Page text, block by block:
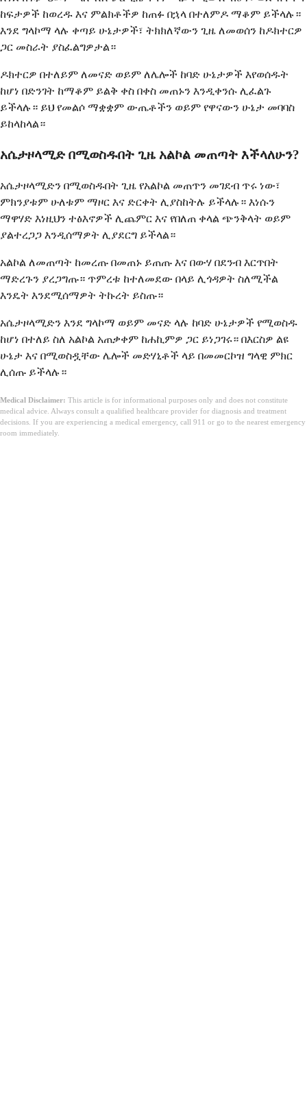
ከፍታዎች ከወረዱ እና ምልክቶችዎ ከጠፉ በኋላ በተለምዶ ማቆም ይችላሉ።
እንደ ግላኮማ ላሉ ቀጣይ ሁኔታዎች፣ ትክክለኛውን ጊዜ ለመወሰን ከዶክተርዎ
ጋር መስራት ያስፈልግዎታል።
ዶክተርዎ በተለይም ለመናድ ወይም ለሌሎች ከባድ ሁኔታዎች እየወሰዱት
ከሆነ በድንገት ከማቆም ይልቅ ቀስ በቀስ መጠኑን እንዲቀንሱ ሊፈልጉ
ይችላሉ። ይህ የመልሶ ማቋቋም ውጤቶችን ወይም የዋናውን ሁኔታ መባባስ
ይከላከላል።
አሴታዞላሚድ በሚወስዱበት ጊዜ አልኮል መጠጣት እችላለሁን?
አሴታዞላሚድን በሚወስዱበት ጊዜ የአልኮል መጠጥን መገደብ ጥሩ ነው፣
ምክንያቱም ሁለቱም ማዞር እና ድርቀት ሊያስከትሉ ይችላሉ። እነሱን
ማዋሃድ እነዚህን ተፅእኖዎች ሊጨምር እና የበለጠ ቀላል ጭንቅላት ወይም
ያልተረጋጋ እንዲሰማዎት ሊያደርግ ይችላል።
አልኮል ለመጠጣት ከመረጡ በመጠኑ ይጠጡ እና በውሃ በደንብ እርጥበት
ማድረጉን ያረጋግጡ። ጥምረቱ ከተለመደው በላይ ሊጎዳዎት ስለሚችል
እንዴት እንደሚሰማዎት ትኩረት ይስጡ።
አሴታዞላሚድን እንደ ግላኮማ ወይም መናድ ላሉ ከባድ ሁኔታዎች የሚወስዱ
ከሆነ በተለይ ስለ አልኮል አጠቃቀም ከሐኪምዎ ጋር ይነጋገሩ። በእርስዎ ልዩ
ሁኔታ እና በሚወስዷቸው ሌሎች መድሃኒቶች ላይ በመመርኮዝ ግላዊ ምክር
ሊሰጡ ይችላሉ።
Medical Disclaimer: This article is for informational purposes only and does not constitute
medical advice. Always consult a qualified healthcare provider for diagnosis and treatment
decisions. If you are experiencing a medical emergency, call 911 or go to the nearest emergency
room immediately.